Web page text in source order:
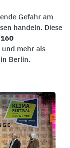
Gefahr am
handeln. Diese
und mehr als
Berlin.